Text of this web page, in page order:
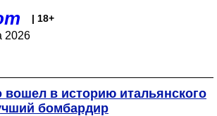
| 18+
2026
вошел в историю итальянского
бомбардир